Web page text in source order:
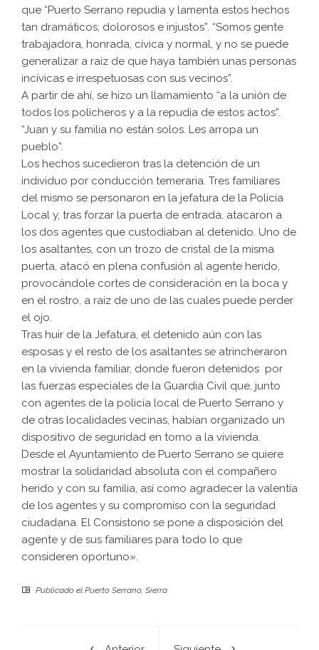
que “Puerto Serrano repudia y lamenta estos hechos
tan dramáticos, dolorosos e injustos”. “Somos gente
trabajadora, honrada, cívica y normal, y no se puede
generalizar a raíz de que haya también unas personas
incívicas e irrespetuosas con sus vecinos”.
A partir de ahí, se hizo un llamamiento “a la unión de
todos los policheros y a la repudia de estos actos”.
“Juan y su familia no están solos. Les arropa un
pueblo”.
Los hechos sucedieron tras la detención de un
individuo por conducción temeraria. Tres familiares
del mismo se personaron en la jefatura de la Policía
Local y, tras forzar la puerta de entrada, atacaron a
los dos agentes que custodiaban al detenido. Uno de
los asaltantes, con un trozo de cristal de la misma
puerta, atacó en plena confusión al agente herido,
provocándole cortes de consideración en la boca y
en el rostro, a raíz de uno de las cuales puede perder
el ojo.
Tras huir de la Jefatura, el detenido aún con las
esposas y el resto de los asaltantes se atrincheraron
en la vivienda familiar, donde fueron detenidos por
las fuerzas especiales de la Guardia Civil que, junto
con agentes de la policía local de Puerto Serrano y
de otras localidades vecinas, habían organizado un
dispositivo de seguridad en torno a la vivienda.
Desde el Ayuntamiento de Puerto Serrano se quiere
mostrar la solidaridad absoluta con el compañero
herido y con su familia, así como agradecer la valentía
de los agentes y su compromiso con la seguridad
ciudadana. El Consistorio se pone a disposición del
agente y de sus familiares para todo lo que
consideren oportuno».
Publicado el Puerto Serrano, Sierra